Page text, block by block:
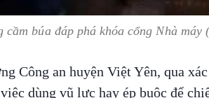
cầm búa đáp phá khóa cổng Nhà máy
Công an huyện Việt Yên, qua
dùng vũ lực hay ép buộc để